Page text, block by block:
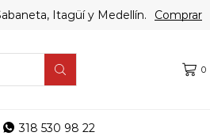
Itagüí y Medellín. Comprar
0
318 530 98 22